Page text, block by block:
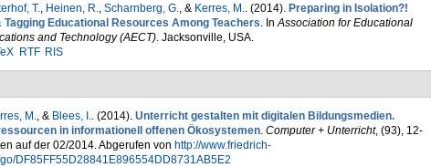
T., Heinen, R., Scharnberg, G., & Kerres, M.. (2014). Preparing in Isolation?!
Tagging Educational Resources Among Teachers. InAssociation for Educational
and Technology (AECT). Jacksonville, USA.
RTF RIS
M., & Blees, I.. (2014). Unterricht gestalten mit digitalen Bildungsmedien.
in informationell offenen Ökosystemen. Computer + Unterricht, (93), 12-
auf der 02/2014. Abgerufen von http://www.friedrich-
DF85FF55D28841E896554DD8731AB5E2